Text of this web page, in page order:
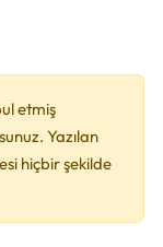
etmiş
Yazılan
hiçbir şekilde